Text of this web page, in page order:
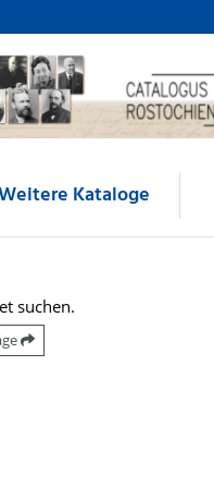
Kataloge
suchen.